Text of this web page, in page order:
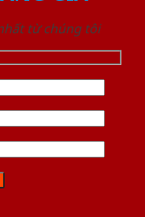
từ chúng tôi